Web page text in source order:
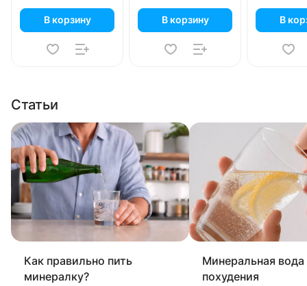
В корзину В корзину В
Статьи
Как правильно пить
минералку?
Минеральная вода
похудения